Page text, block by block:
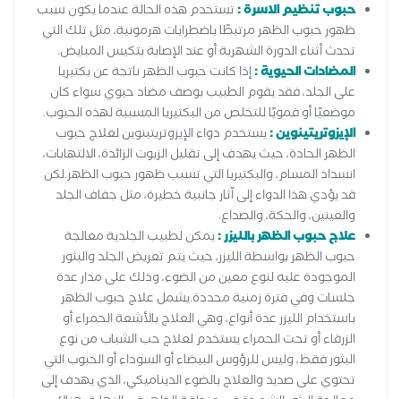
حبوب تنظيم الاسرة :تستخدم هذه الحالة عندما يكون سبب
ظهور حبوب الظهر مرتبطًا باضطرابات هرمونية، مثل تلك التي
تحدث أثناء الدورة الشهرية أو عند الإصابة بتكيس المبايض.
المضادات الحيوية :إذا كانت حبوب الظهر ناتجة عن بكتيريا
على الجلد، فقد يقوم الطبيب بوصف مضاد حيوي سواء كان
موضعيًا أو فمويًا للتخلص من البكتيريا المسببة لهذه الحبوب.
الإيزوتريتينوين :يستخدم دواء الإيزوتريتينوين لعلاج حبوب
الظهر الحادة، حيث يهدف إلى تقليل الزيوت الزائدة، الالتهابات،
انسداد المسام، والبكتيريا التي تسبب ظهور حبوب الظهر.لكن
قد يؤدي هذا الدواء إلى آثار جانبية خطيرة، مثل جفاف الجلد
والعينين، والحكة، والصداع.
علاج حبوب الظهر بالليزر :يمكن لطبيب الجلدية معالجة
حبوب الظهر بواسطة الليزر، حيث يتم تعريض الجلد والبثور
الموجودة عليه لنوع معين من الضوء، وذلك على مدار عدة
جلسات وفي فترة زمنية محددة.يشمل علاج حبوب الظهر
باستخدام الليزر عدة أنواع، وهي العلاج بالأشعة الحمراء أو
الزرقاء أو تحت الحمراء يستخدم لعلاج حب الشباب من نوع
البثور فقط، وليس للرؤوس البيضاء أو السوداء أو الحبوب التي
تحتوي على صديد والعلاج بالضوء الديناميكي، الذي يهدف إلى